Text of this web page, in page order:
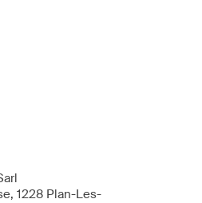
1228 Plan-Les-